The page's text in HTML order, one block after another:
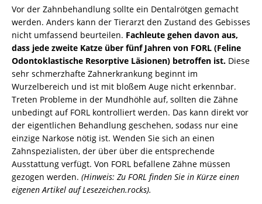
Vor der Zahnbehandlung sollte ein Dentalrötgen gemacht
werden. Anders kann der Tierarzt den Zustand des Gebisses
nicht umfassend beurteilen. Fachleute gehen davon aus,
dass jede zweite Katze über fünf Jahren von FORL (Feline
Odontoklastische Resorptive Läsionen) betroffen ist. Diese
sehr schmerzhafte Zahnerkrankung beginnt im
Wurzelbereich und ist mit bloßem Auge nicht erkennbar.
Treten Probleme in der Mundhöhle auf, sollten die Zähne
unbedingt auf FORL kontrolliert werden. Das kann direkt vor
der eigentlichen Behandlung geschehen, sodass nur eine
einzige Narkose nötig ist. Wenden Sie sich an einen
Zahnspezialisten, der über über die entsprechende
Ausstattung verfügt. Von FORL befallene Zähne müssen
gezogen werden. (Hinweis: Zu FORL finden Sie in Kürze einen
eigenen Artikel auf Lesezeichen.rocks).